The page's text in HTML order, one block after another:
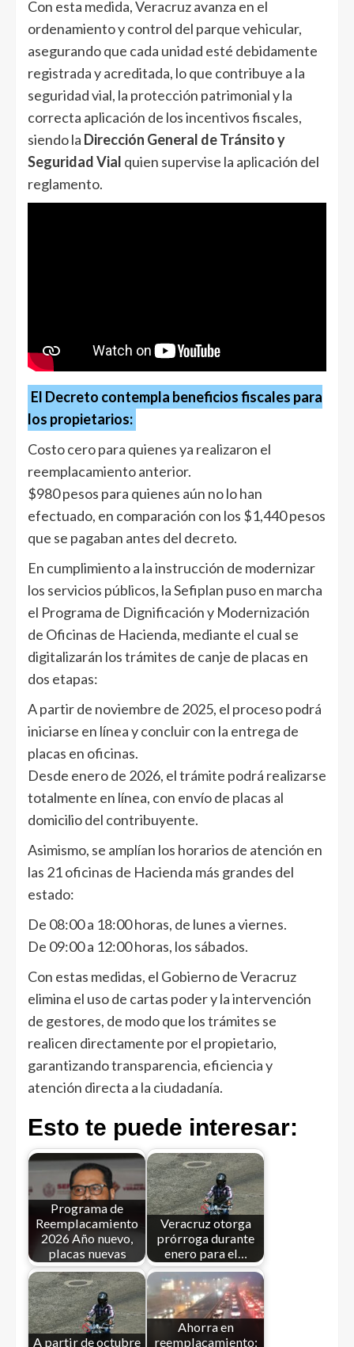
Con esta medida, Veracruz avanza en el
ordenamiento y control del parque vehicular,
asegurando que cada unidad esté debidamente
registrada y acreditada, lo que contribuye a la
seguridad vial, la protección patrimonial y la
correcta aplicación de los incentivos fiscales,
siendo la Dirección General de Tránsito y
Seguridad Vial quien supervise la aplicación del
reglamento.
El Decreto contempla beneficios fiscales para
los propietarios:
Costo cero para quienes ya realizaron el
reemplacamiento anterior.
$980 pesos para quienes aún no lo han
efectuado, en comparación con los $1,440 pesos
que se pagaban antes del decreto.
En cumplimiento a la instrucción de modernizar
los servicios públicos, la Sefiplan puso en marcha
el Programa de Dignificación y Modernización
de Oficinas de Hacienda, mediante el cual se
digitalizarán los trámites de canje de placas en
dos etapas:
A partir de noviembre de 2025, el proceso podrá
iniciarse en línea y concluir con la entrega de
placas en oficinas.
Desde enero de 2026, el trámite podrá realizarse
totalmente en línea, con envío de placas al
domicilio del contribuyente.
Asimismo, se amplían los horarios de atención en
las 21 oficinas de Hacienda más grandes del
estado:
De 08:00 a 18:00 horas, de lunes a viernes.
De 09:00 a 12:00 horas, los sábados.
Con estas medidas, el Gobierno de Veracruz
elimina el uso de cartas poder y la intervención
de gestores, de modo que los trámites se
realicen directamente por el propietario,
garantizando transparencia, eficiencia y
atención directa a la ciudadanía.
Esto te puede interesar:
Programa de
Reemplacamiento
2026 Año nuevo,
placas nuevas
Veracruz otorga
prórroga durante
enero para el…
A partir de octubre
Ahorra en
reemplacamiento: